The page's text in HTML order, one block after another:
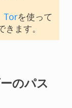
Torを使って
ます。
のパス